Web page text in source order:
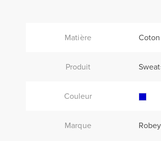
Matière Coton
Produit
Couleur
Marque Robey